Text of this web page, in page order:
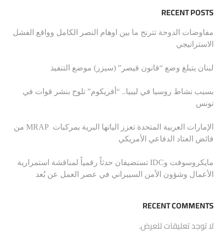
RECENT POSTS
مفاوضات الدوحة تترنح ما بين اوهام النصر الكامل وواقع الفشل
الاستراتيجي
لبنان يتبلغ وضع “قانون قيصر” (سيزر) موضع التنفيذ
بسبب نشاط روسيا في ليبيا.. “أفريكوم” تلوح بنشر قوات في
تونس
الإمارات العربية المتحدة تعزز الياتها البرية بمركبات MRAP من
فائض العتاد الدفاعي الأمريكي
مايكروسوفت وIDC تستضيفان حدثاً رقمياً لمناقشة استمرارية
الأعمال وشؤون الأمن السيبراني في عصر العمل عن بُعد
RECENT COMMENTS
لا توجد تعليقات للعرض.